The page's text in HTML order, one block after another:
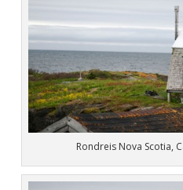
Rondreis Nova Scotia,